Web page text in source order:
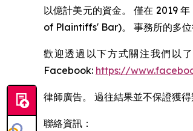
以億計美元的資金。 僅在 2019
of Plaintiffs' Bar)。 事務所的多
歡迎透過以下方式關注我們以
Facebook: https://
律師廣告。 過往結果並不保證獲得
聯絡資訊：